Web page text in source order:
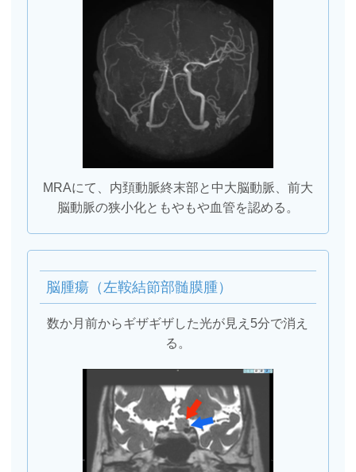
MRAにて、内頚動脈終末部と中大脳動脈、前大
脳動脈の狭小化と もやもや血管を認める。
脳腫瘍（左鞍結節部髄膜腫）
数か月前からギザギザした光が見え5分で消え
る。